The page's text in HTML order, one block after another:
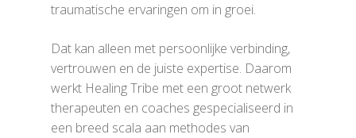
traumatische ervaringen om in groei.
Dat kan alleen met persoonlijke verbinding,
vertrouwen en de juiste expertise. Daarom
werkt Healing Tribe met een groot netwerk
therapeuten en coaches gespecialiseerd in
een breed scala aan methodes van